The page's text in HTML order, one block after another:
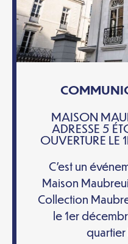
MAISON
ADRESSE 5
OUVERTURE LE
C’est un
Maison
Collection
le 1er